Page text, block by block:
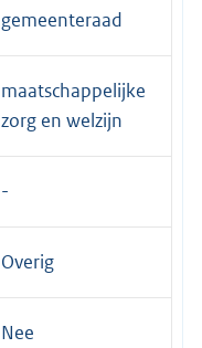
gemeenteraad
maatschappelijke
zorg en welzijn
Overig
Nee